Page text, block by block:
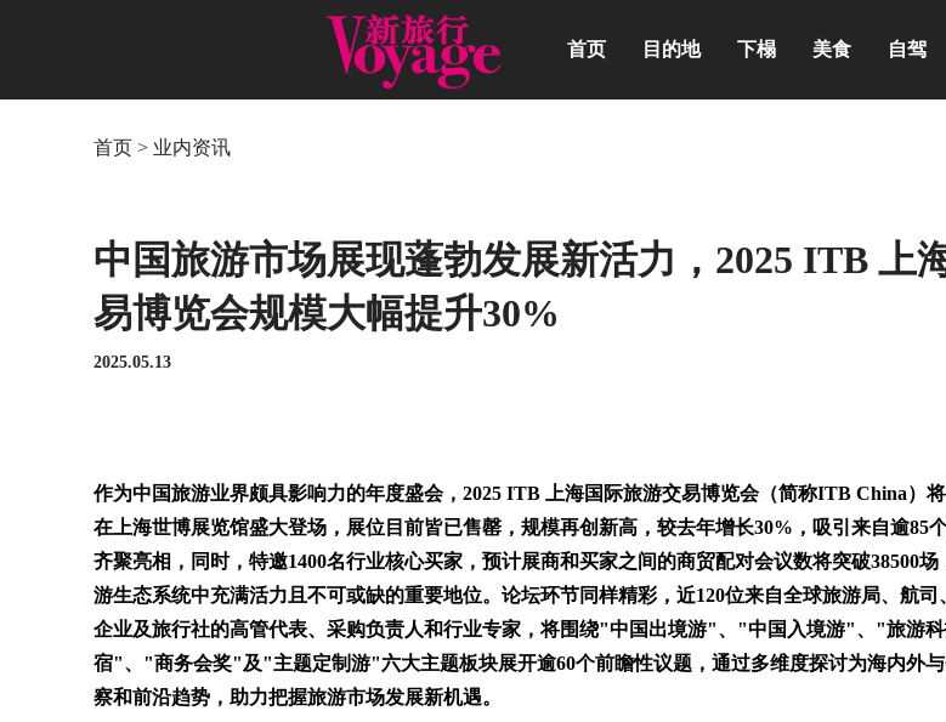
首页 目的地 下榻 美食 自驾
首页 > 业内资讯
中国旅游市场展现蓬勃发展新活力，2025 ITB 上
易博览会规模大幅提升30%
2025.05.13
作为中国旅游业界颇具影响力的年度盛会，2025 ITB 上海国际旅游交易博览会（简称ITB China）将
在上海世博展览馆盛大登场，展位目前皆已售罄，规模再创新高，较去年增长30%，吸引来自逾85
齐聚亮相，同时，特邀1400名行业核心买家，预计展商和买家之间的商贸配对会议数将突破38500
游生态系统中充满活力且不可或缺的重要地位。论坛环节同样精彩，近120位来自全球旅游局、航
企业及旅行社的高管代表、采购负责人和行业专家，将围绕"中国出境游"、"中国入境游"、"旅游
宿"、"商务会奖"及"主题定制游"六大主题板块展开逾60个前瞻性议题，通过多维度探讨为海内外
察和前沿趋势，助力把握旅游市场发展新机遇。